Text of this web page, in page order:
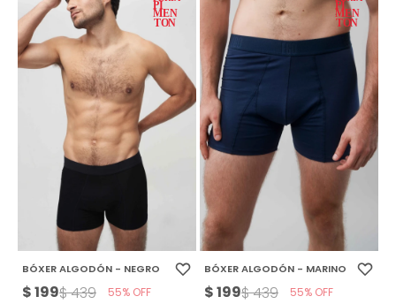
BÓXER ALGODÓN - NEGRO
$199$439 55
BÓXER ALGODÓN - MARINO
$199$439 55